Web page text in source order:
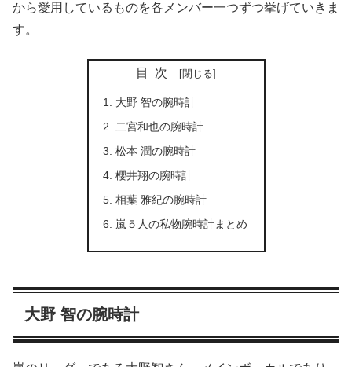
から愛用しているものを各メンバー一つずつ挙げていきま
す。
目次
大野 智の腕時計
二宮和也の腕時計
松本 潤の腕時計
櫻井翔の腕時計
相葉 雅紀の腕時計
嵐５人の私物腕時計まとめ
大野 智の腕時計